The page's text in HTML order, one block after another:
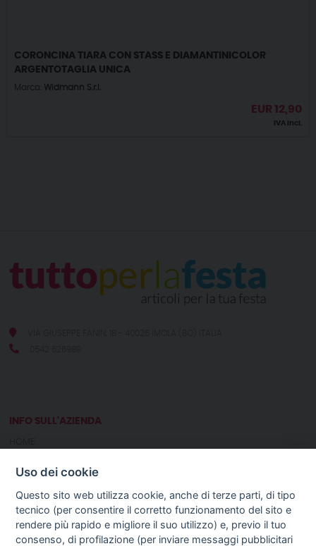
CORONCINA TIARA CON STASS E DIAMANTINICOLOR
ARGENTOTAGLIA UNICA
Marca: Widmann S.r.l.
EUR12,90
IVA incl.
INFO SULL'AZIENDA
NOTIZIE
GUIDA AGLI ACQUISTI
Uso dei cookie
Questo sito web utilizza cookie, anche di terze parti, di tipo
tecnico (per consentire il corretto funzionamento del sito e
rendere più rapido e migliore il suo utilizzo) e, previo il tuo
consenso, di profilazione (per inviare messaggi pubblicitari